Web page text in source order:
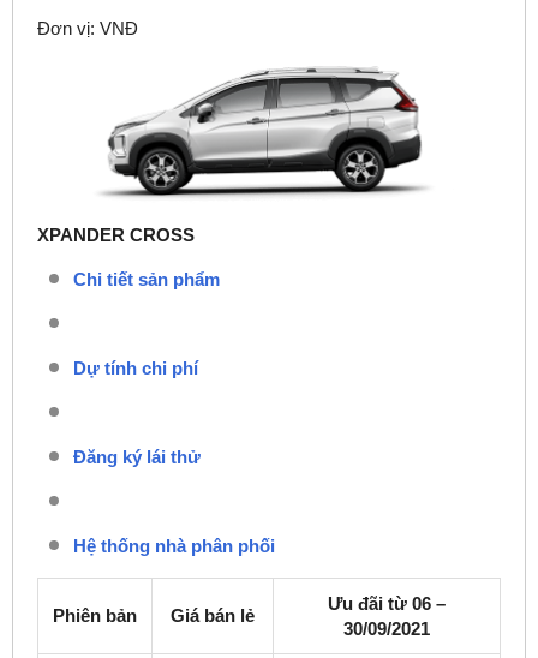
Đơn vị: VNĐ
XPANDER CROSS
Chi tiết sản phẩm
Dự tính chi phí
Đăng ký lái thử
Hệ thống nhà phân phối
Phiên bản Giá bán lẻ
Ưu đãi từ 06 –
30/09/2021